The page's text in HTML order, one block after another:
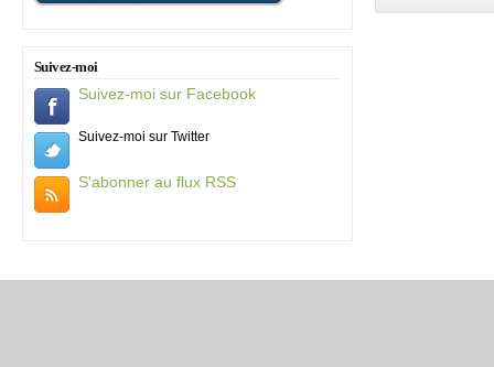
Suivez-moi
Suivez-moi sur Facebook
Suivez-moi sur Twitter
S'abonner au flux RSS